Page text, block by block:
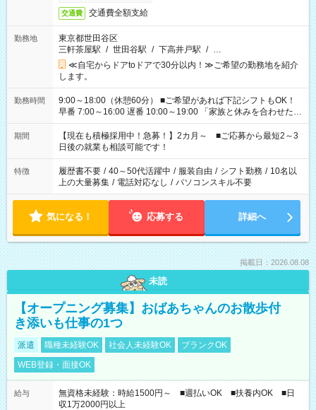
交通費 交通費全額支給
勤務地
東京都世田谷区
三軒茶屋駅 / 世田谷駅 / 下高井戸駅 / …
≪自宅からドアtoドアで30分以内！≫ご希望の勤務地を紹介
します。
勤務時間
9:00～18:00（休憩60分） ■ご希望があれば下記シフトもOK！
早番 7:00～16:00 遅番 10:00～19:00 「家族と休みを合わせた
い」 「余裕を持って夕飯の準備がしたい」 「できれば残業はし
たくない」 など、ご希望を教えてくださいね。 ※Wワーク希望
の方へ 今ご覧のお仕事で希望する勤務時間と、もう1つのお仕事
の勤務時間。 合計で週40時間を超える場合は応募できません。
期間
【現在も積極採用中！急募！】2カ月～ ■ご応募から最短2～3
日後の就業も相談可能です！
特徴 履歴書不要 / 40～50代活躍中 / 服装自由 / シフト勤務 / 10名以
上の大量募集 / 電話対応なし / パソコンスキル不要
気になる！ 応募する 詳細へ
掲載日：2026.08.08
未読
【オープニング募集】おばあちゃんのお散歩付
き添いも仕事の1つ
派遣 職種未経験OK 社会人未経験OK
ブランクOK
WEB登録・面接OK
給与
無資格未経験：時給1500円～ ■週払いOK ■扶養内OK ■日
収1万2000円以上